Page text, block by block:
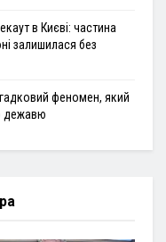
в Києві: частина
залишилася без
феномен, який
дежавю